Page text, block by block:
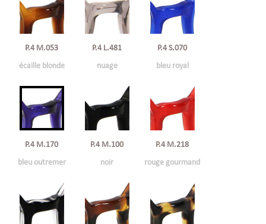
P.4 M.053
écaille blonde
P.4 L.481
nuage
P.4 S.070
bleu royal
P.4 M.170
bleu outremer
P.4 M.100
noir
P.4 M.218
rouge gourmand